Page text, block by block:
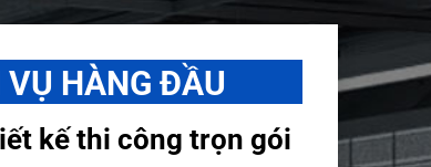
VỤ HÀNG ĐẦU
kế thi công trọn gói